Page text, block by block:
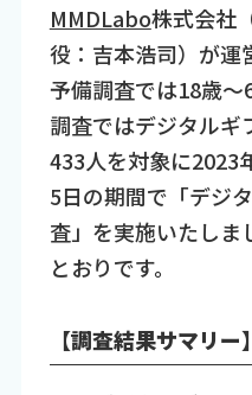
MMDLabo株式会社
役：吉本浩司）が運
予備調査では18歳
調査ではデジタルギ
433人を対象に2023
5日の期間で「デジ
査」を実施いたしま
とおりです。
【調査結果サマリー】